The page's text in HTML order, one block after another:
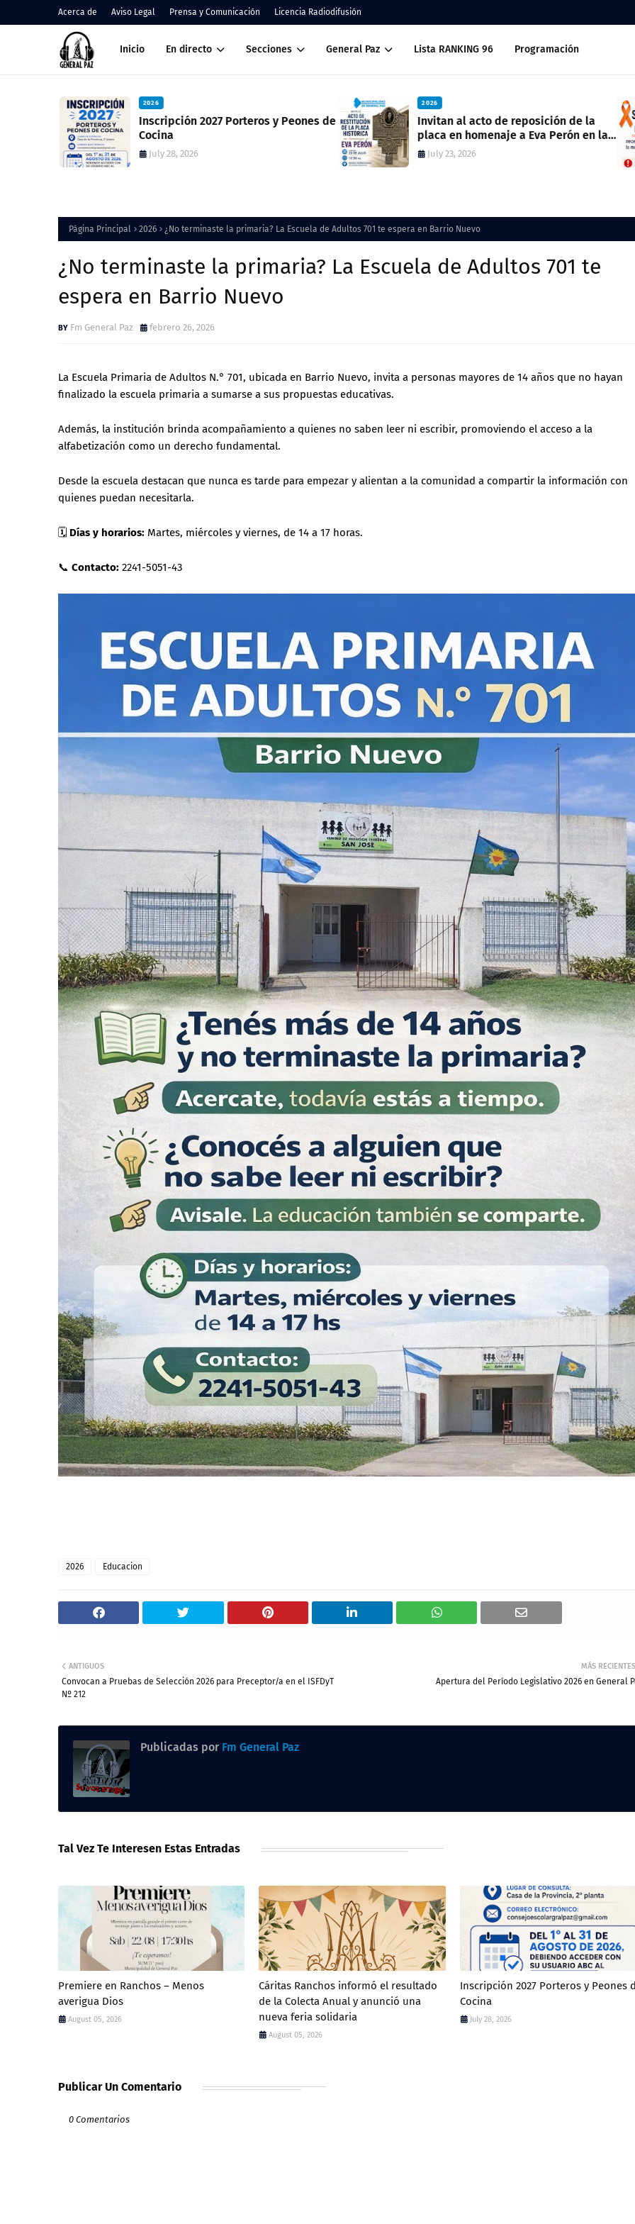
Acerca de Aviso Legal Prensa y Comunicación Licencia Radiodifusión
Inicio En directo Secciones General Paz Lista RANKING 96 Programación
2026
Inscripción 2027 Porteros y Peones de
Cocina
July 28, 2026
2026
Invitan al acto de reposición de la
placa en homenaje a Eva Perón en la
ex estación del ferrocarril
July 23, 2026
Página Principal 2026 ¿No terminaste la primaria? La Escuela de Adultos 701 te espera en Barrio Nuevo
¿No terminaste la primaria? La Escuela de Adultos 701 te
espera en Barrio Nuevo
Fm General Paz febrero 26, 2026
La Escuela Primaria de Adultos N.° 701, ubicada en Barrio Nuevo, invita a personas mayores de 14 años que no hayan
finalizado la escuela primaria a sumarse a sus propuestas educativas.
Además, la institución brinda acompañamiento a quienes no saben leer ni escribir, promoviendo el acceso a la
alfabetización como un derecho fundamental.
Desde la escuela destacan que nunca es tarde para empezar y alientan a la comunidad a compartir la información con
quienes puedan necesitarla.
🗓 Días y horarios: Martes, miércoles y viernes, de 14 a 17 horas.
📞 Contacto: 2241-5051-43
2026 Educacion
MÁS RECIENTES
Apertura del Período Legislativo 2026 en General
ANTIGUOS
Convocan a Pruebas de Selección 2026 para Preceptor/a en el ISFDyT
Nº 212
Publicadas por Fm General Paz
Tal Vez Te Interesen Estas Entradas
Premiere en Ranchos – Menos
averigua Dios
August 05, 2026
Cáritas Ranchos informó el resultado
de la Colecta Anual y anunció una
nueva feria solidaria
August 05, 2026
Inscripción 2027 Porteros y Peones
Cocina
July 28, 2026
Publicar Un Comentario
0 Comentarios